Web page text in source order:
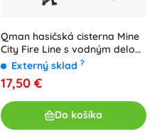
Qman hasičská cisterna Mine
City Fire Line s vodným delom
(stavebnica 370 dielikov)
Externý sklad ?
17,50 €
Do košíka